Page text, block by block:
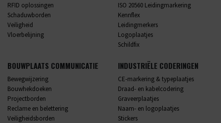
RFID oplossingen
Schaduwborden
Veiligheid
Vloerbelijning
ISO 20560 Leidingmarkering
Kennflex
Leidingmerkers
Logoplaatjes
Schildfix
BOUWPLAATS COMMUNICATIE
Bewegwijzering
Bouwhekdoeken
Projectborden
Reclame en belettering
Veiligheidsborden
INDUSTRIËLE CODERINGEN
CE-markering & typeplaatjes
Draad- en kabelcodering
Graveerplaatjes
Naam- en logoplaatjes
Stickers